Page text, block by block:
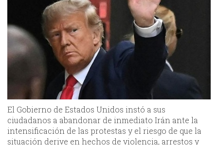
El Gobierno de Estados Unidos instó a sus
ciudadanos a abandonar de inmediato Irán ante la
intensificación de las protestas y el riesgo de que la
situación derive en hechos de violencia, arrestos y